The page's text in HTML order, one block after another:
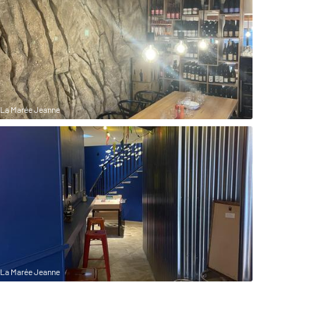
Marée Jeanne
Marée Jeanne